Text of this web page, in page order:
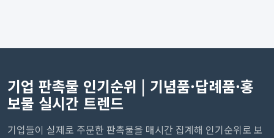
기업 판촉물 인기순위 | 기념품·답례품·홍
보물 실시간 트렌드
기업들이 실제로 주문한 판촉물을 매시간 집계해 인기순위로 보